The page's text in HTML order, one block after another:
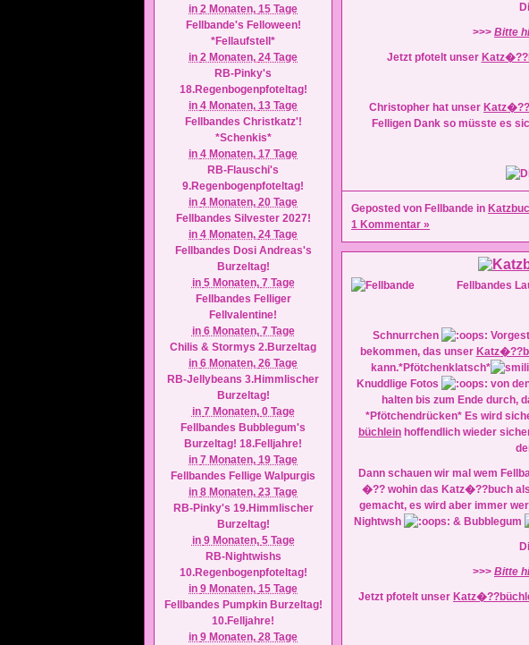
in 2 Monaten, 15 Tage
Fellbande's Felloween!
*Fellaufstell*
in 2 Monaten, 24 Tage
RB-Pinky's
18.Regenbogenpfoteltag!
in 4 Monaten, 13 Tage
Fellbandes Christkatz'!
*Schenkis*
in 4 Monaten, 17 Tage
RB-Flauschi's
9.Regenbogenpfoteltag!
in 4 Monaten, 20 Tage
Fellbandes Silvester 2027!
in 4 Monaten, 24 Tage
Fellbandes Dosi Andreas's
Burzeltag!
in 5 Monaten, 7 Tage
Fellbandes Felliger
Fellvalentine!
in 6 Monaten, 7 Tage
Chilis & Stormys 2.Burzeltag
in 6 Monaten, 26 Tage
RB-Jellybeans 3.Himmlischer
Burzeltag!
in 7 Monaten, 0 Tage
Fellbandes Bubblegum's
Burzeltag! 18.Felljahre!
in 7 Monaten, 19 Tage
Fellbandes Fellige Walpurgis
in 8 Monaten, 23 Tage
RB-Pinky's 19.Himmlischer
Burzeltag!
in 9 Monaten, 5 Tage
RB-Nightwishs
10.Regenbogenpfoteltag!
in 9 Monaten, 15 Tage
Fellbandes Pumpkin Burzeltag!
10.Felljahre!
in 9 Monaten, 28 Tage
>>> Bitte
Jetzt pfotelt unser
Christopher hat unser
Felligen Dank so müsste es
Geposted von Fellbande in
1 Kommentar »
Fellbandes
Schnurrchen
bekommen, das unser
kann.*Pfötchenklatsch*
Knuddlige Fotos
von
halten bis zum Ende durch,
*Pfötchendrücken* Es wird
büchlein hoffendlich wieder
Dann schauen wir mal wem
�?? wohin das Katz�??buch
gemacht, es wird aber immer
Nightwsh
& Bubblegum
>>> Bitte
Jetzt pfotelt unser